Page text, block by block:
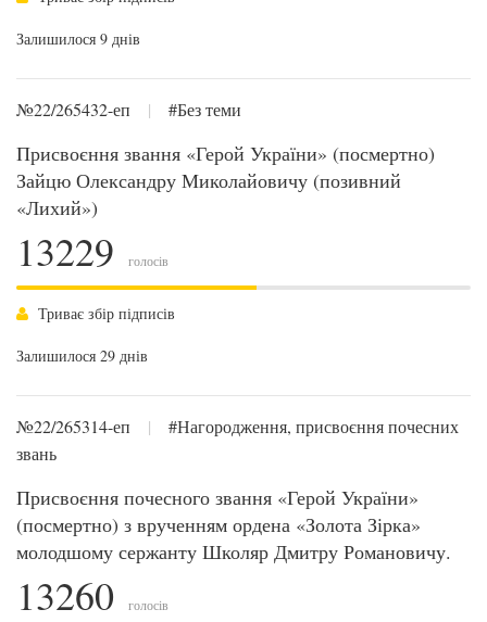
Залишилося 9 днів
№22/265432-еп | #Без теми
Присвоєння звання «Герой України» (посмертно)
Зайцю Олександру Миколайовичу (позивний
«Лихий»)
13229 голосів
Триває збір підписів
Залишилося 29 днів
№22/265314-еп |
#Нагородження, присвоєння почесних
звань
Присвоєння почесного звання «Герой України»
(посмертно) з врученням ордена «Золота Зірка»
молодшому сержанту Школяр Дмитру Романовичу.
13260 голосів